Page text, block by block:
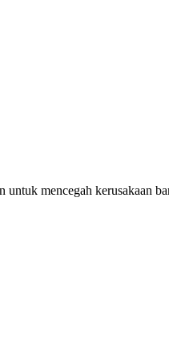
mencegah kerusakaan